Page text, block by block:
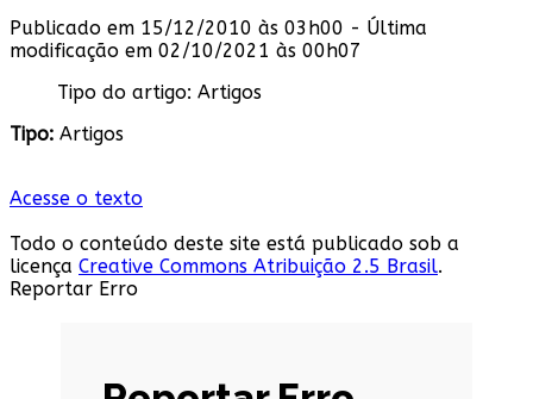
Publicado em 15/12/2010 às 03h00 - Última
modificação em 02/10/2021 às 00h07
Tipo do artigo: Artigos
Tipo: Artigos
Acesse o texto
Todo o conteúdo deste site está publicado sob a
licença Creative Commons Atribuição 2.5 Brasil.
Reportar Erro